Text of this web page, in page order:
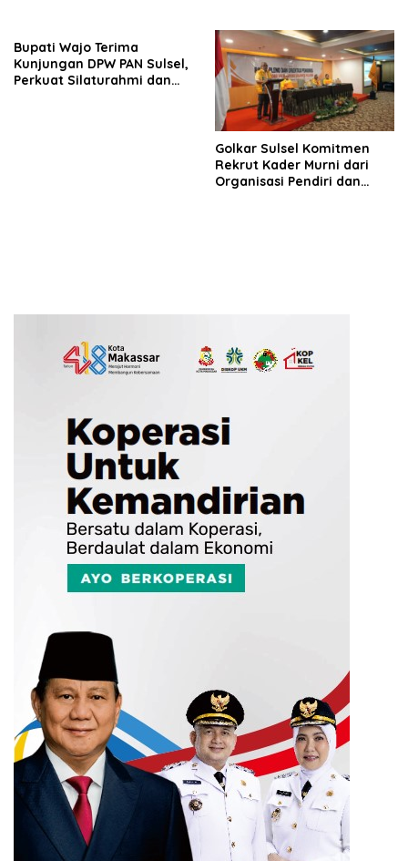
Bupati Wajo Terima
Kunjungan DPW PAN Sulsel,
Perkuat Silaturahmi dan
Golkar Sulsel Komitmen
Rekrut Kader Murni dari
Organisasi Pendiri dan